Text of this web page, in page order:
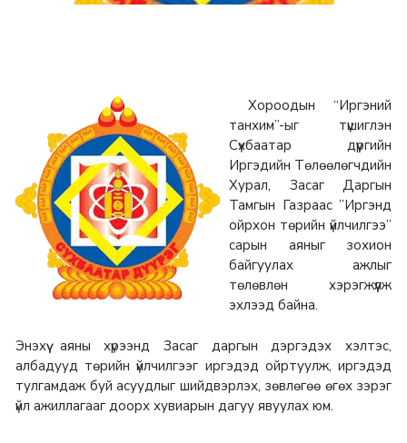
Хороодын “Иргэний
танхим”-ыг түшиглэн
Сүхбаатар дүүргийн
Иргэдийн Төлөөлөгчдийн
Хурал, Засаг Даргын
Тамгын Газраас ”Иргэнд
ойрхон төрийн үйлчилгээ”
сарын аяныг зохион
байгуулах ажлыг
төлөвлөн хэрэгжүүлж
эхлээд байна.
Энэхүү аяны хүрээнд Засаг даргын дэргэдэх хэлтэс,
албадууд төрийн үйлчилгээг иргэдэд ойртуулж, иргэдэд
тулгамдаж буй асуудлыг шийдвэрлэх, зөвлөгөө өгөх зэрэг
үйл ажиллагааг доорх хувиарын дагуу явуулах юм.